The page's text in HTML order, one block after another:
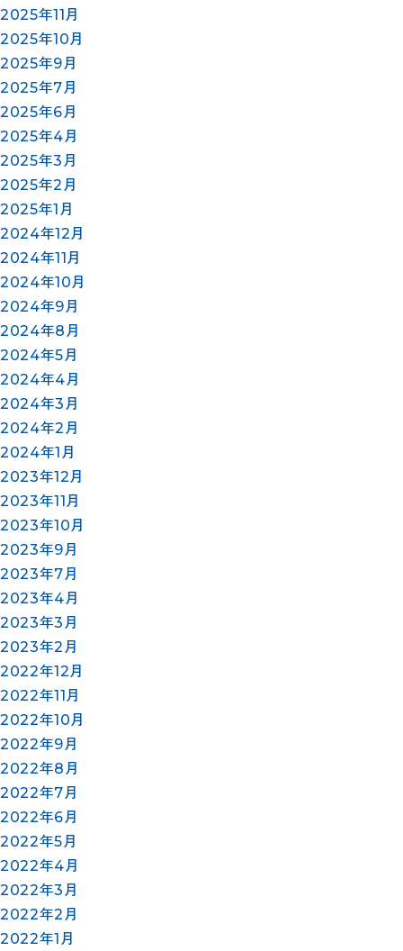
2025年11月
2025年10月
2025年9月
2025年7月
2025年6月
2025年4月
2025年3月
2025年2月
2025年1月
2024年12月
2024年11月
2024年10月
2024年9月
2024年8月
2024年5月
2024年4月
2024年3月
2024年2月
2024年1月
2023年12月
2023年11月
2023年10月
2023年9月
2023年7月
2023年4月
2023年3月
2023年2月
2022年12月
2022年11月
2022年10月
2022年9月
2022年8月
2022年7月
2022年6月
2022年5月
2022年4月
2022年3月
2022年2月
2022年1月